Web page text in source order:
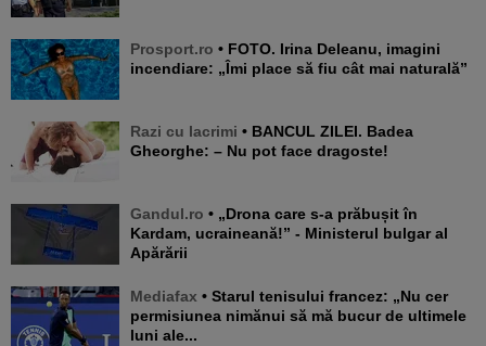
Prosport.ro • FOTO. Irina Deleanu, imagini
incendiare: „Îmi place să fiu cât mai naturală”
Razi cu lacrimi • BANCUL ZILEI. Badea
Gheorghe: – Nu pot face dragoste!
Gandul.ro • „Drona care s-a prăbușit în
Kardam, ucraineană!” - Ministerul bulgar al
Apărării
Mediafax • Starul tenisului francez: „Nu cer
permisiunea nimănui să mă bucur de ultimele
luni ale...